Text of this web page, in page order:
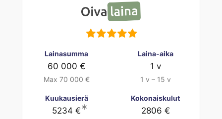
Lainasumma
60 000 €
Max 70 000 €
Laina-aika
1 v
1 v – 15 v
Kuukausierä
5234 €∗
Kokonaiskulut
2806 €